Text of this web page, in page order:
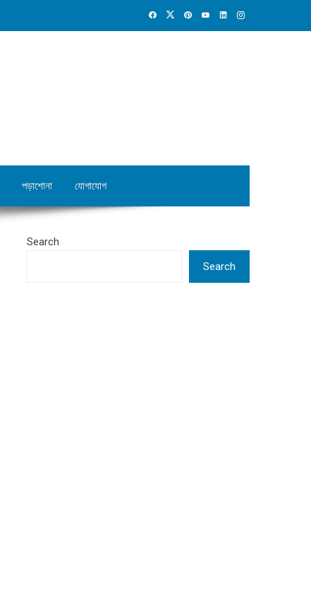
পড়াশোনা যোগাযোগ
Search
Search